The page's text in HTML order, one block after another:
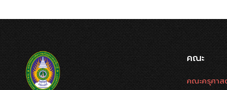
คณะ
คณะครุศาส